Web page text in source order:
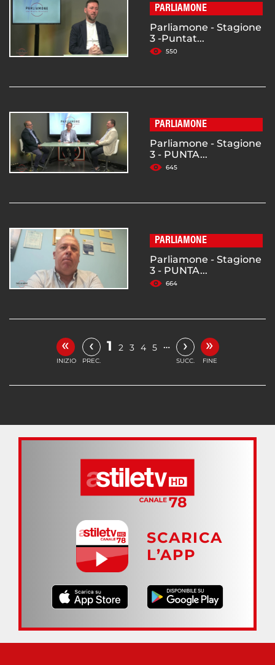
PARLIAMONE
Parliamone - Stagione
3 -Puntat...
550
PARLIAMONE
Parliamone - Stagione
3 - PUNTA...
645
PARLIAMONE
Parliamone - Stagione
3 - PUNTA...
664
«
INIZIO
‹
PREC.
1 2 3 4 5 … ›
SUCC.
»
FINE
SCARICA
L’APP